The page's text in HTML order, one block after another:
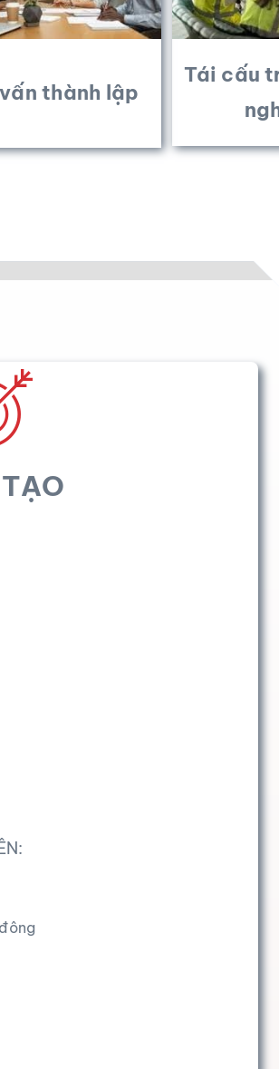
thành lập
Tái cấu
: